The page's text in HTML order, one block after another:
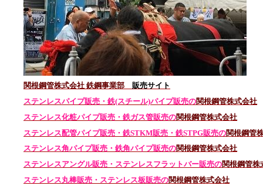
関根鋼管株式会社 鉄鋼事業部 販売サイト
ステンレスパイプ販売・鉄(スチール)パイプ販売の関根鋼管株式会社
ステンレス化粧パイプ販売・鉄ガス管販売の関根鋼管株式会社
ステンレス配管パイプ販売・鉄STKM販売・鉄STPG販売の関根鋼管
ステンレス角パイプ販売・鉄角パイプ販売の関根鋼管株式会社
ステンレスアングル販売・ ステンレスフラットバー販売の関根鋼管株
ステンレス丸棒販売・ ステンレス板販売の関根鋼管株式会社